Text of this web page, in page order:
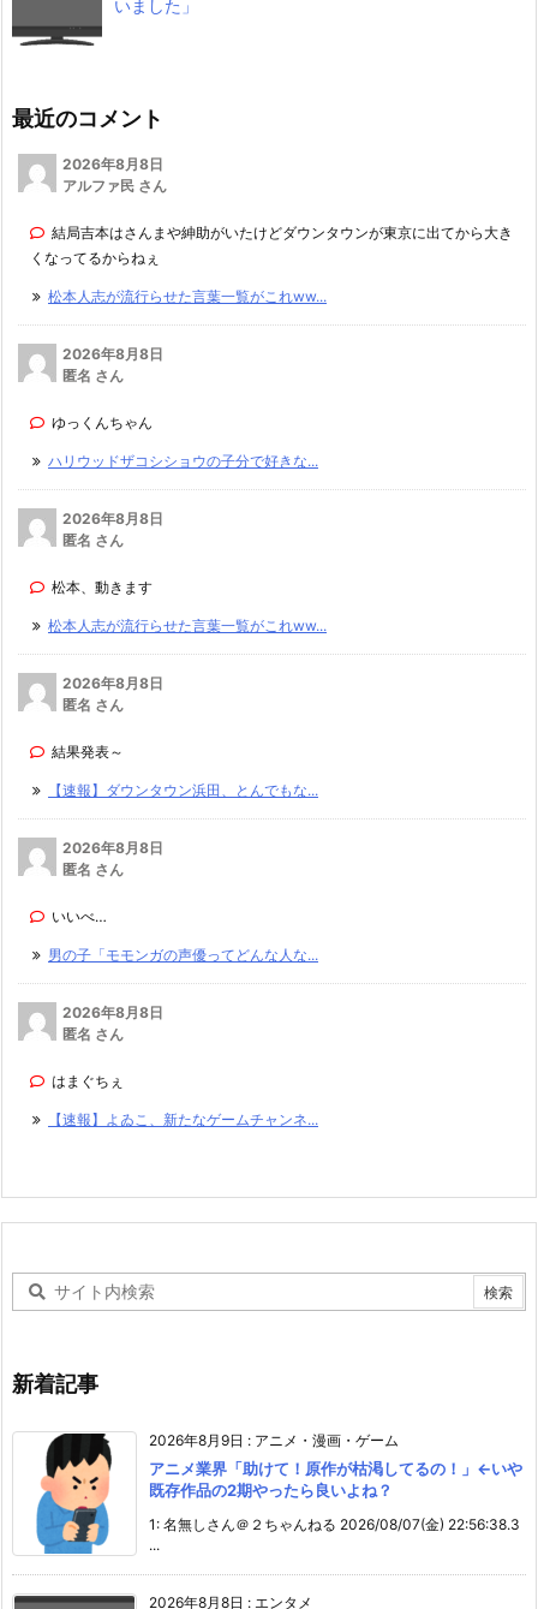
いました」
最近のコメント
2026年8月8日
アルファ民 さん
結局吉本はさんまや紳助がいたけどダウンタウンが東京に出てから大き
くなってるからねぇ
松本人志が流行らせた言葉一覧がこれww...
2026年8月8日
匿名 さん
ゆっくんちゃん
ハリウッドザコシショウの子分で好きな...
2026年8月8日
匿名 さん
松本、動きます
松本人志が流行らせた言葉一覧がこれww...
2026年8月8日
匿名 さん
結果発表～
【速報】ダウンタウン浜田、とんでもな...
2026年8月8日
匿名 さん
いいべ…
男の子「モモンガの声優ってどんな人な...
2026年8月8日
匿名 さん
はまぐちぇ
【速報】よゐこ、新たなゲームチャンネ...
新着記事
2026年8月9日 : アニメ・漫画・ゲーム
アニメ業界「助けて！原作が枯渇してるの！」←いや
既存作品の2期やったら良いよね？
1: 名無しさん＠２ちゃんねる 2026/08/07(金) 22:56:38.3
...
2026年8月8日 : エンタメ